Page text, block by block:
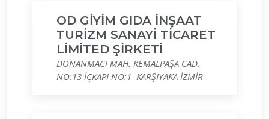
OD GİYİM GIDA İNŞAAT
TURİZM SANAYİ TİCARET
LİMİTED ŞİRKETİ
DONANMACI MAH. KEMALPAŞA CAD.
NO:13 İÇKAPI NO:1 KARŞIYAKA İZMİR